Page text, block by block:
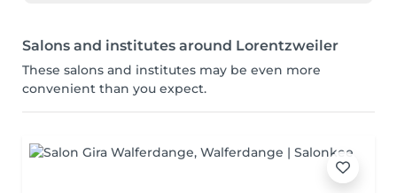
Salons and institutes around Lorentzweiler
These salons and institutes may be even more
convenient than you expect.